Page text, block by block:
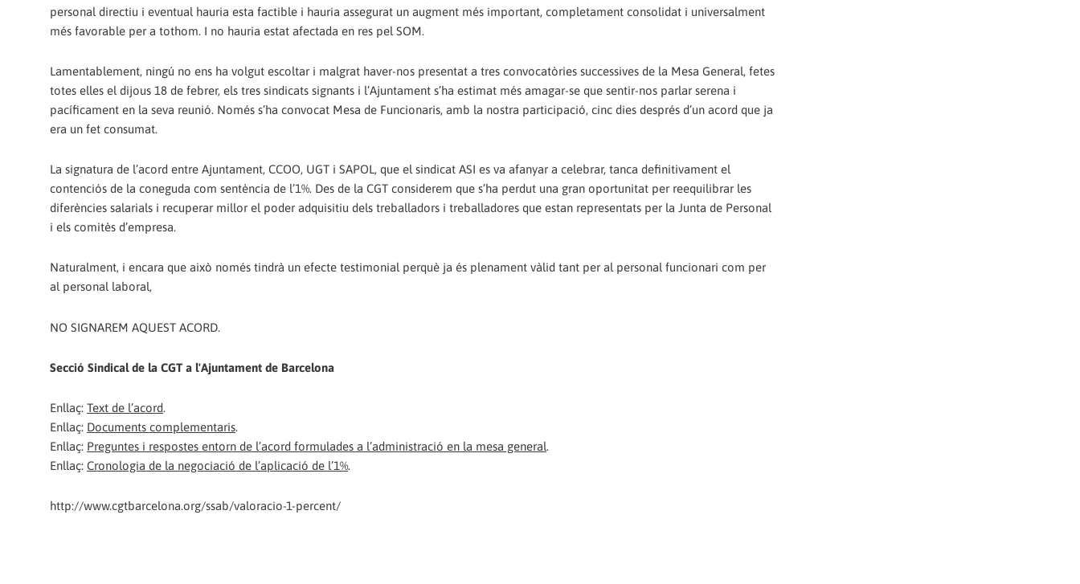
personal directiu i eventual hauria esta factible i hauria assegurat un augment més important, completament consolidat i universalment
més favorable per a tothom. I no hauria estat afectada en res pel SOM.
Lamentablement, ningú no ens ha volgut escoltar i malgrat haver-nos presentat a tres convocatòries successives de la Mesa General, fetes
totes elles el dijous 18 de febrer, els tres sindicats signants i l’Ajuntament s’ha estimat més amagar-se que sentir-nos parlar serena i
pacíficament en la seva reunió. Només s’ha convocat Mesa de Funcionaris, amb la nostra participació, cinc dies després d’un acord que ja
era un fet consumat.
La signatura de l’acord entre Ajuntament, CCOO, UGT i SAPOL, que el sindicat ASI es va afanyar a celebrar, tanca definitivament el
contenciós de la coneguda com sentència de l’1%. Des de la CGT considerem que s’ha perdut una gran oportunitat per reequilibrar les
diferències salarials i recuperar millor el poder adquisitiu dels treballadors i treballadores que estan representats per la Junta de Personal
i els comitès d’empresa.
Naturalment, i encara que això només tindrà un efecte testimonial perquè ja és plenament vàlid tant per al personal funcionari com per
al personal laboral,
NO SIGNAREM AQUEST ACORD.
Secció Sindical de la CGT a l'Ajuntament de Barcelona
Enllaç: Text de l’acord.
Enllaç: Documents complementaris.
Enllaç: Preguntes i respostes entorn de l’acord formulades a l’administració en la mesa general.
Enllaç: Cronologia de la negociació de l’aplicació de l’1%.
http://www.cgtbarcelona.org/ssab/valoracio-1-percent/